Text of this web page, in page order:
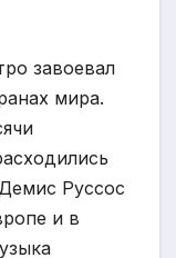
завоевал
мира.
Руссос
и в